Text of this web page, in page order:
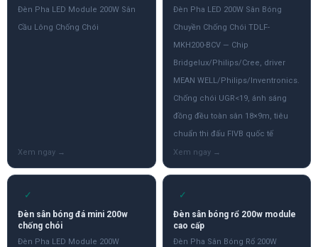
Đèn Pha LED Module 200W Sân
Cầu Lông Chống Chói
Đèn Pha LED 200W Sân Bóng
Chuyền Chống Chói TDLF-
MKH200-BCV — Chip
Bridgelux/Philips/Cree, driver
MEAN WELL/Philips/Inventronics.
Chống chói UGR<19, ánh sáng
đồng đều toàn sân 18×9m, tiêu
chuẩn thi đấu FIVB quốc tế
✓
Đèn sân bóng đá mini 200w
chống chói
Đèn Pha LED Module 200W
✓
Đèn sân bóng rổ 200w module
cao cấp
Đèn Pha Sân Bóng Rổ 200W